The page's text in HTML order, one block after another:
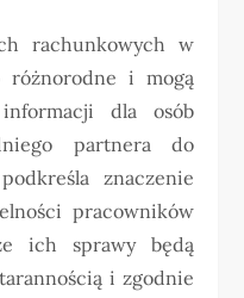
rachunkowych w
różnorodne i mogą
dla osób
partnera do
znaczenie
pracowników
ich sprawy będą
i zgodnie